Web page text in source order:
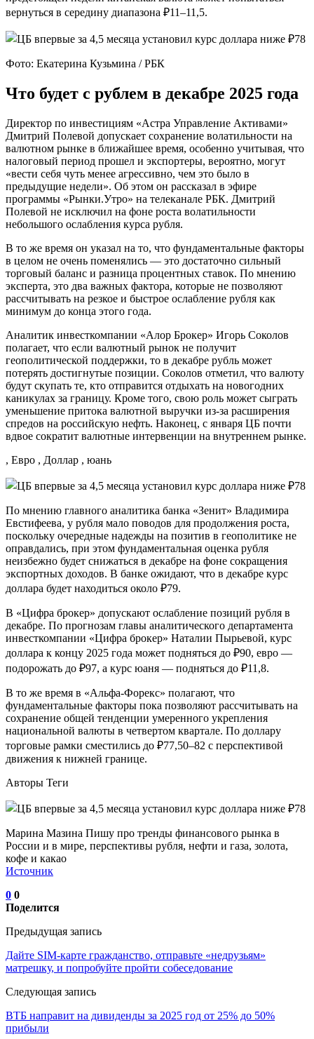
вернуться в середину диапазона ₽11–11,5.
Фото: Екатерина Кузьмина / РБК
Что будет с рублем в декабре 2025 года
Директор по инвестициям «Астра Управление Активами»
Дмитрий Полевой допускает сохранение волатильности на
валютном рынке в ближайшее время, особенно учитывая, что
налоговый период прошел и экспортеры, вероятно, могут
«вести себя чуть менее агрессивно, чем это было в
предыдущие недели». Об этом он рассказал в эфире
программы «Рынки.Утро» на телеканале РБК. Дмитрий
Полевой не исключил на фоне роста волатильности
небольшого ослабления курса рубля.
В то же время он указал на то, что фундаментальные факторы
в целом не очень поменялись — это достаточно сильный
торговый баланс и разница процентных ставок. По мнению
эксперта, это два важных фактора, которые не позволяют
рассчитывать на резкое и быстрое ослабление рубля как
минимум до конца этого года.
Аналитик инвесткомпании «Алор Брокер» Игорь Соколов
полагает, что если валютный рынок не получит
геополитической поддержки, то в декабре рубль может
потерять достигнутые позиции. Соколов отметил, что валюту
будут скупать те, кто отправится отдыхать на новогодних
каникулах за границу. Кроме того, свою роль может сыграть
уменьшение притока валютной выручки из-за расширения
спредов на российскую нефть. Наконец, с января ЦБ почти
вдвое сократит валютные интервенции на внутреннем рынке.
, Евро , Доллар , юань
По мнению главного аналитика банка «Зенит» Владимира
Евстифеева, у рубля мало поводов для продолжения роста,
поскольку очередные надежды на позитив в геополитике не
оправдались, при этом фундаментальная оценка рубля
неизбежно будет снижаться в декабре на фоне сокращения
экспортных доходов. В банке ожидают, что в декабре курс
доллара будет находиться около ₽79.
В «Цифра брокер» допускают ослабление позиций рубля в
декабре. По прогнозам главы аналитического департамента
инвесткомпании «Цифра брокер» Наталии Пырьевой, курс
доллара к концу 2025 года может подняться до ₽90, евро —
подорожать до ₽97, а курс юаня — подняться до ₽11,8.
В то же время в «Альфа-Форекс» полагают, что
фундаментальные факторы пока позволяют рассчитывать на
сохранение общей тенденции умеренного укрепления
национальной валюты в четвертом квартале. По доллару
торговые рамки сместились до ₽77,50–82 с перспективой
движения к нижней границе.
Авторы Теги
Марина Мазина Пишу про тренды финансового рынка в
России и в мире, перспективы рубля, нефти и газа, золота,
кофе и какао
Источник
0 0
Поделится
Предыдущая запись
Дайте SIM-карте гражданство, отправьте «недрузьям»
матрешку, и попробуйте пройти собеседование
Следующая запись
ВТБ направит на дивиденды за 2025 год от 25% до 50%
прибыли